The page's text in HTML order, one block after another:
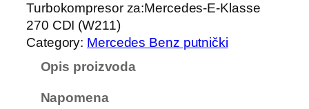
Turbokompresor za:Mercedes-E-Klasse
270 CDI (W211)
Category: Mercedes Benz putnički
Opis proizvoda
Napomena